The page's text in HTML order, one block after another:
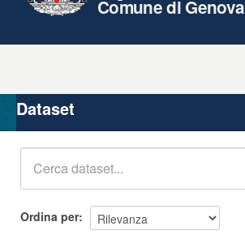
Comune di Genova
Organizzazioni
Gruppi
Dataset
Ordina per